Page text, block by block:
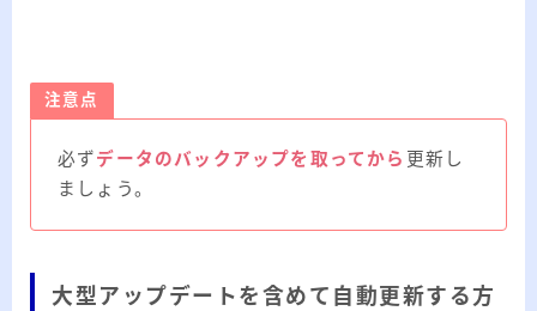
注意点
必ずデータのバックアップを取ってから 更新し
ましょう。
大型アップデートを含めて自動更新する方